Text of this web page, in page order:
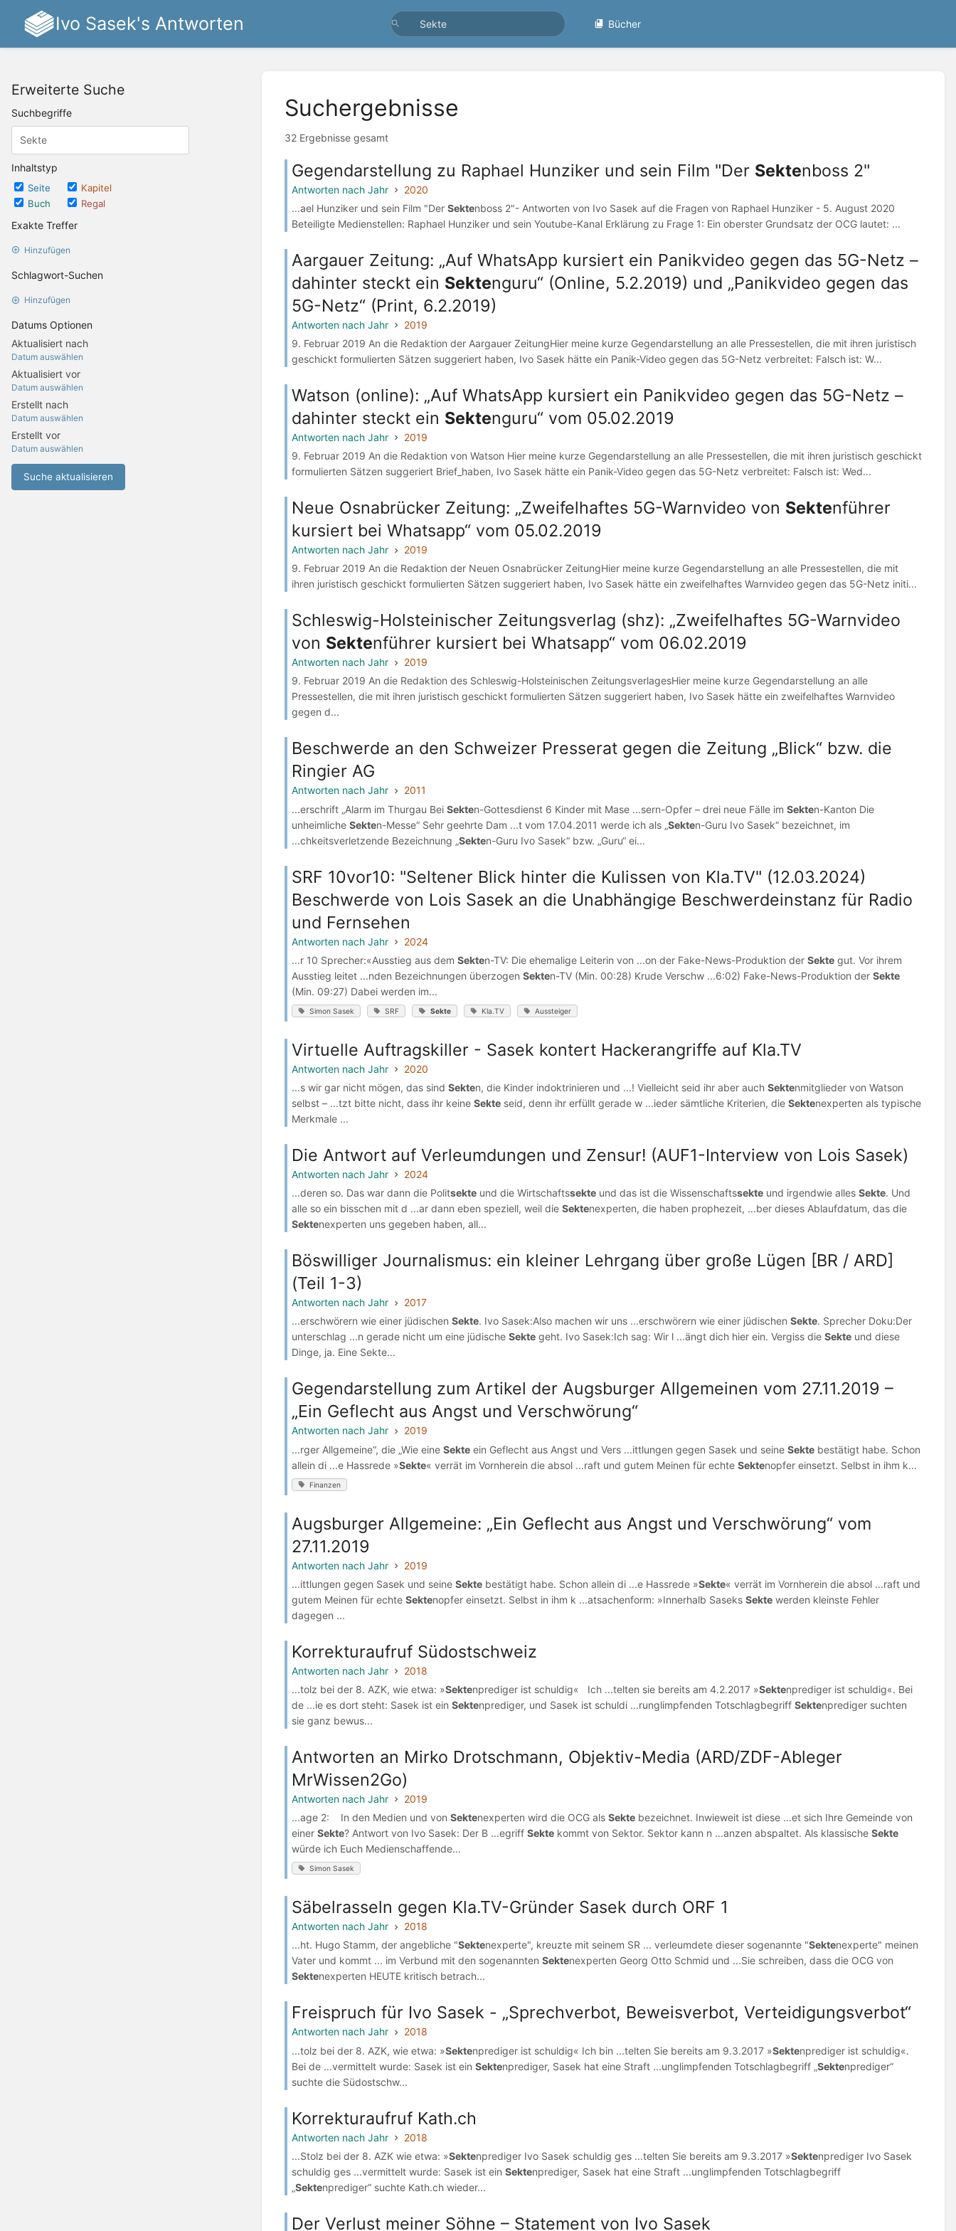
Ivo Sasek's Antworten Bücher
Erweiterte Suche
Suchbegriffe
Inhaltstyp
Seite
Kapitel
Buch
Regal
Exakte Treffer
Hinzufügen
Schlagwort-Suchen
Hinzufügen
Datums Optionen
Aktualisiert nach
Datum auswählen
Aktualisiert vor
Datum auswählen
Erstellt nach
Datum auswählen
Erstellt vor
Datum auswählen
Suche aktualisieren
Suchergebnisse
32 Ergebnisse gesamt
Gegendarstellung zu Raphael Hunziker und sein Film "Der Sektenboss 2"
Antworten nach Jahr
2020
...ael Hunziker und sein Film "Der Sektenboss 2"- Antworten von Ivo Sasek auf die Fragen von Raphael Hunziker - 5. August 2020
Beteiligte Medienstellen: Raphael Hunziker und sein Youtube-Kanal Erklärung zu Frage 1: Ein oberster Grundsatz der OCG lautet: ...
Aargauer Zeitung: „Auf WhatsApp kursiert ein Panikvideo gegen das 5G-Netz –
dahinter steckt ein Sektenguru“ (Online, 5.2.2019) und „Panikvideo gegen das
5G-Netz“ (Print, 6.2.2019)
Antworten nach Jahr
2019
9. Februar 2019 An die Redaktion der Aargauer ZeitungHier meine kurze Gegendarstellung an alle Pressestellen, die mit ihren juristisch
geschickt formulierten Sätzen suggeriert haben, Ivo Sasek hätte ein Panik-Video gegen das 5G-Netz verbreitet: Falsch ist: W...
Watson (online): „Auf WhatsApp kursiert ein Panikvideo gegen das 5G-Netz –
dahinter steckt ein Sektenguru“ vom 05.02.2019
Antworten nach Jahr
2019
9. Februar 2019 An die Redaktion von Watson Hier meine kurze Gegendarstellung an alle Pressestellen, die mit ihren juristisch geschickt
formulierten Sätzen suggeriert Brief_haben, Ivo Sasek hätte ein Panik-Video gegen das 5G-Netz verbreitet: Falsch ist: Wed...
Neue Osnabrücker Zeitung: „Zweifelhaftes 5G-Warnvideo von Sektenführer
kursiert bei Whatsapp“ vom 05.02.2019
Antworten nach Jahr
2019
9. Februar 2019 An die Redaktion der Neuen Osnabrücker ZeitungHier meine kurze Gegendarstellung an alle Pressestellen, die mit
ihren juristisch geschickt formulierten Sätzen suggeriert haben, Ivo Sasek hätte ein zweifelhaftes Warnvideo gegen das 5G-Netz initi...
Schleswig-Holsteinischer Zeitungsverlag (shz): „Zweifelhaftes 5G-Warnvideo
von Sektenführer kursiert bei Whatsapp“ vom 06.02.2019
Antworten nach Jahr
2019
9. Februar 2019 An die Redaktion des Schleswig-Holsteinischen ZeitungsverlagesHier meine kurze Gegendarstellung an alle
Pressestellen, die mit ihren juristisch geschickt formulierten Sätzen suggeriert haben, Ivo Sasek hätte ein zweifelhaftes Warnvideo
gegen d...
Beschwerde an den Schweizer Presserat gegen die Zeitung „Blick“ bzw. die
Ringier AG
Antworten nach Jahr
2011
...erschrift „Alarm im Thurgau Bei Sekten-Gottesdienst 6 Kinder mit Mase ...sern-Opfer – drei neue Fälle im Sekten-Kanton Die
unheimliche Sekten-Messe“ Sehr geehrte Dam ...t vom 17.04.2011 werde ich als „Sekten-Guru Ivo Sasek“ bezeichnet, im
...chkeitsverletzende Bezeichnung „Sekten-Guru Ivo Sasek“ bzw. „Guru“ ei...
SRF 10vor10: "Seltener Blick hinter die Kulissen von Kla.TV" (12.03.2024)
Beschwerde von Lois Sasek an die Unabhängige Beschwerdeinstanz für Radio
und Fernsehen
Antworten nach Jahr
2024
...r 10 Sprecher:«Ausstieg aus dem Sekten-TV: Die ehemalige Leiterin von ...on der Fake-News-Produktion der Sekte gut. Vor ihrem
Ausstieg leitet ...nden Bezeichnungen überzogen Sekten-TV (Min. 00:28) Krude Verschw ...6:02) Fake-News-Produktion der Sekte
(Min. 09:27) Dabei werden im...
Simon Sasek SRF Sekte Kla.TV Aussteiger
Virtuelle Auftragskiller - Sasek kontert Hackerangriffe auf Kla.TV
Antworten nach Jahr
2020
...s wir gar nicht mögen, das sind Sekten, die Kinder indoktrinieren und ...! Vielleicht seid ihr aber auch Sektenmitglieder von Watson
selbst – ...tzt bitte nicht, dass ihr keine Sekte seid, denn ihr erfüllt gerade w ...ieder sämtliche Kriterien, die Sektenexperten als typische
Merkmale ...
Die Antwort auf Verleumdungen und Zensur! (AUF1-Interview von Lois Sasek)
Antworten nach Jahr
2024
...deren so. Das war dann die Politsekte und die Wirtschaftssekte und das ist die Wissenschaftssekte und irgendwie alles Sekte. Und
alle so ein bisschen mit d ...ar dann eben speziell, weil die Sektenexperten, die haben prophezeit, ...ber dieses Ablaufdatum, das die
Sektenexperten uns gegeben haben, all...
Böswilliger Journalismus: ein kleiner Lehrgang über große Lügen [BR / ARD]
(Teil 1-3)
Antworten nach Jahr
2017
...erschwörern wie einer jüdischen Sekte. Ivo Sasek:Also machen wir uns ...erschwörern wie einer jüdischen Sekte. Sprecher Doku:Der
unterschlag ...n gerade nicht um eine jüdische Sekte geht. Ivo Sasek:Ich sag: Wir l ...ängt dich hier ein. Vergiss die Sekte und diese
Dinge, ja. Eine Sekte...
Gegendarstellung zum Artikel der Augsburger Allgemeinen vom 27.11.2019 –
„Ein Geflecht aus Angst und Verschwörung“
Antworten nach Jahr
2019
...rger Allgemeine“, die „Wie eine Sekte ein Geflecht aus Angst und Vers ...ittlungen gegen Sasek und seine Sekte bestätigt habe. Schon
allein di ...e Hassrede »Sekte« verrät im Vornherein die absol ...raft und gutem Meinen für echte Sektenopfer einsetzt. Selbst in ihm k...
Finanzen
Augsburger Allgemeine: „Ein Geflecht aus Angst und Verschwörung“ vom
27.11.2019
Antworten nach Jahr
2019
...ittlungen gegen Sasek und seine Sekte bestätigt habe. Schon allein di ...e Hassrede »Sekte« verrät im Vornherein die absol ...raft und
gutem Meinen für echte Sektenopfer einsetzt. Selbst in ihm k ...atsachenform: »Innerhalb Saseks Sekte werden kleinste Fehler
dagegen ...
Korrekturaufruf Südostschweiz
Antworten nach Jahr
2018
...tolz bei der 8. AZK, wie etwa: »Sektenprediger ist schuldig« Ich ...telten sie bereits am 4.2.2017 »Sektenprediger ist schuldig«. Bei
de ...ie es dort steht: Sasek ist ein Sektenprediger, und Sasek ist schuldi ...runglimpfenden Totschlagbegriff Sektenprediger suchten
sie ganz bewus...
Antworten an Mirko Drotschmann, Objektiv-Media (ARD/ZDF-Ableger
MrWissen2Go)
Antworten nach Jahr
2019
...age 2: In den Medien und von Sektenexperten wird die OCG als Sekte bezeichnet. Inwieweit ist diese ...et sich Ihre Gemeinde von
einer Sekte? Antwort von Ivo Sasek: Der B ...egriff Sekte kommt von Sektor. Sektor kann n ...anzen abspaltet. Als klassische Sekte
würde ich Euch Medienschaffende...
Simon Sasek
Säbelrasseln gegen Kla.TV-Gründer Sasek durch ORF 1
Antworten nach Jahr
2018
...ht. Hugo Stamm, der angebliche "Sektenexperte", kreuzte mit seinem SR ... verleumdete dieser sogenannte "Sektenexperte" meinen
Vater und kommt ... im Verbund mit den sogenannten Sektenexperten Georg Otto Schmid und ...Sie schreiben, dass die OCG von
Sektenexperten HEUTE kritisch betrach...
Freispruch für Ivo Sasek - „Sprechverbot, Beweisverbot, Verteidigungsverbot“
Antworten nach Jahr
2018
...tolz bei der 8. AZK, wie etwa: »Sektenprediger ist schuldig« Ich bin ...telten Sie bereits am 9.3.2017 »Sektenprediger ist schuldig«.
Bei de ...vermittelt wurde: Sasek ist ein Sektenprediger, Sasek hat eine Straft ...unglimpfenden Totschlagbegriff „Sektenprediger“
suchte die Südostschw...
Korrekturaufruf Kath.ch
Antworten nach Jahr
2018
...Stolz bei der 8. AZK wie etwa: »Sektenprediger Ivo Sasek schuldig ges ...telten Sie bereits am 9.3.2017 »Sektenprediger Ivo Sasek
schuldig ges ...vermittelt wurde: Sasek ist ein Sektenprediger, Sasek hat eine Straft ...unglimpfenden Totschlagbegriff
„Sektenprediger“ suchte Kath.ch wieder...
Der Verlust meiner Söhne – Statement von Ivo Sasek